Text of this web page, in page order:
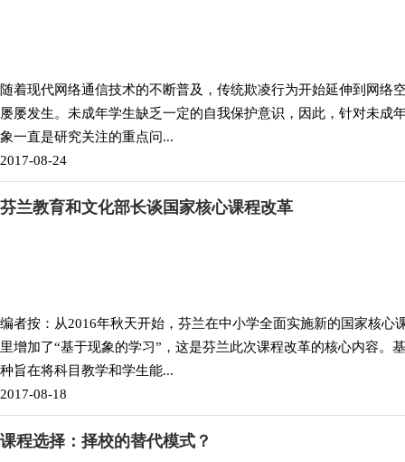
随着现代网络通信技术的不断普及，传统欺凌行为开始延伸到网络
屡屡发生。未成年学生缺乏一定的自我保护意识，因此，针对未成
象一直是研究关注的重点问...
2017-08-24
芬兰教育和文化部长谈国家核心课程改革
编者按：从2016年秋天开始，芬兰在中小学全面实施新的国家核心
里增加了“基于现象的学习”，这是芬兰此次课程改革的核心内容。
种旨在将科目教学和学生能...
2017-08-18
课程选择：择校的替代模式？